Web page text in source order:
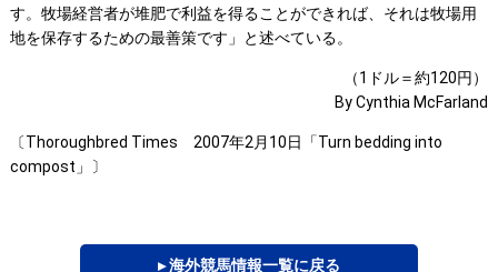
す。牧場経営者が堆肥で利益を得ることができれば、それは牧場用
地を保存するための最善策です」と述べている。
（1ドル＝約120円）
By Cynthia McFarland
〔Thoroughbred Times 2007年2月10日「Turn bedding into
compost」〕
▸ 海外競馬情報一覧に戻る